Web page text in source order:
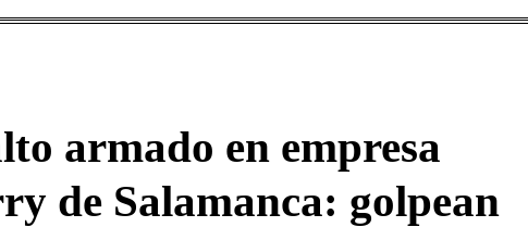
armado en empresa
de Salamanca: golpean